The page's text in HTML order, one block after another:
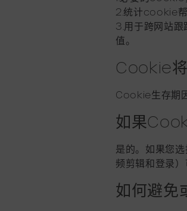
2.统计cookie帮
3.用于跨网站
值。
Cookie将
Cookie生存期
如果
是的。如果您
频剪辑和登录
如何避免